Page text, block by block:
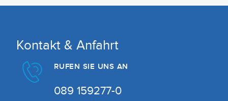
Kontakt & Anfahrt
RUFEN SIE UNS AN
089 159277-0